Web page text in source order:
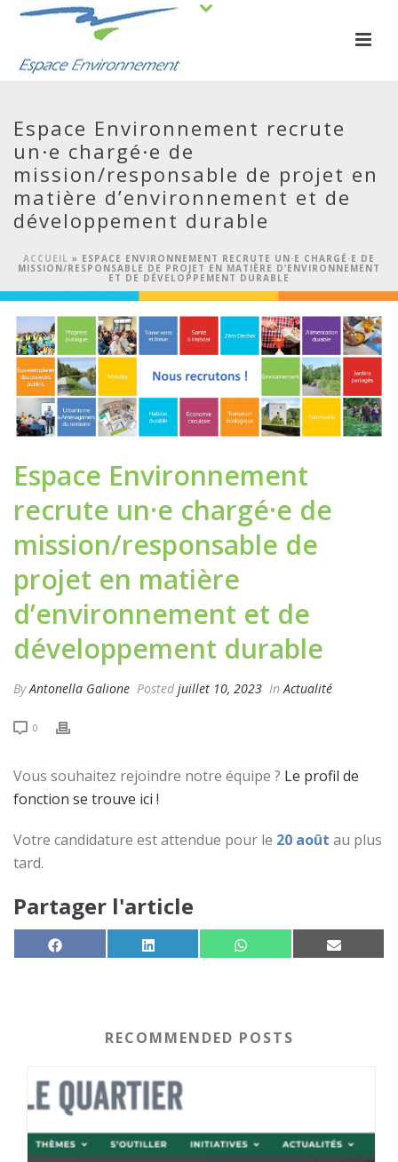
Espace Environnement recrute
un·e chargé·e de
mission/responsable de projet en
matière d’environnement et de
développement durable
ACCUEIL » ESPACE ENVIRONNEMENT RECRUTE UN·E CHARGÉ·E DE
MISSION/RESPONSABLE DE PROJET EN MATIÈRE D’ENVIRONNEMENT
ET DE DÉVELOPPEMENT DURABLE
Espace Environnement
recrute un·e chargé·e de
mission/responsable de
projet en matière
d’environnement et de
développement durable
ByAntonella Galione Posted juillet 10, 2023 InActualité
0
Vous souhaitez rejoindre notre équipe ? Le profil de
fonction se trouve ici !
Votre candidature est attendue pour le 20 août au plus
tard.
Partager l'article
RECOMMENDED POSTS